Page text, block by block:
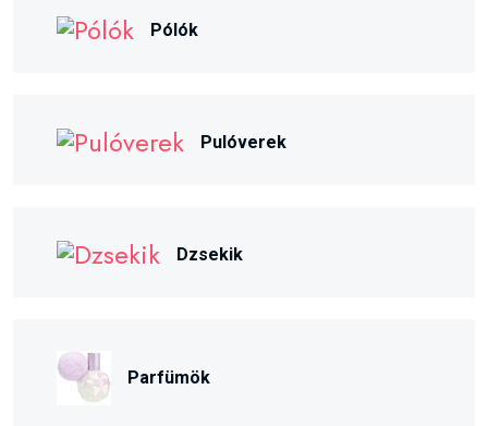
Pólók
Pulóverek
Dzsekik
Parfümök